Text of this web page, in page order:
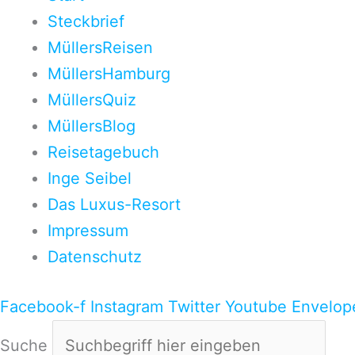
Steckbrief
MüllersReisen
MüllersHamburg
MüllersQuiz
MüllersBlog
Reisetagebuch
Inge Seibel
Das Luxus-Resort
Impressum
Datenschutz
Facebook-f Instagram Twitter Youtube
Suche